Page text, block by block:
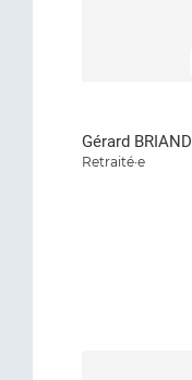
Gérard BRIAND
Retraité·e